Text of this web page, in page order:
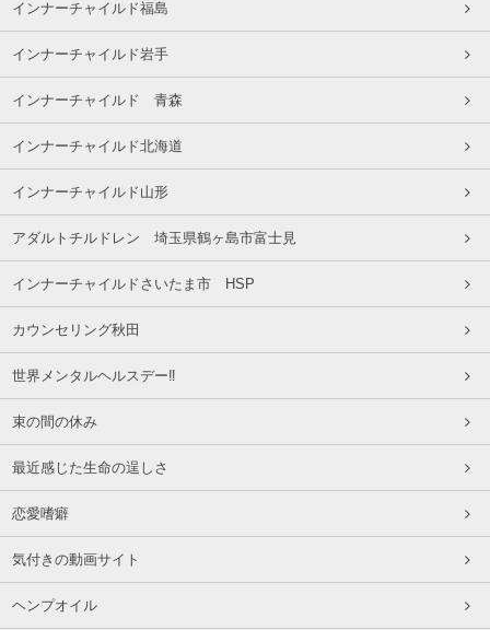
インナーチャイルド福島
インナーチャイルド岩手
インナーチャイルド 青森
インナーチャイルド北海道
インナーチャイルド山形
アダルトチルドレン 埼玉県鶴ヶ島市富士見
インナーチャイルドさいたま市 HSP
カウンセリング秋田
世界メンタルヘルスデー‼️
束の間の休み
最近感じた生命の逞しさ
恋愛嗜癖
気付きの動画サイト
ヘンプオイル